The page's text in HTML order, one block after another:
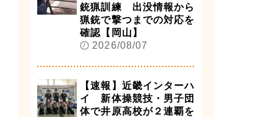
銃猟訓練 出没情報から
猟銃で撃つまでの対応を
確認【岡山】
2026/08/07
【速報】近畿インターハ
イ 新体操競技・男子団
体で井原高校が２連覇を